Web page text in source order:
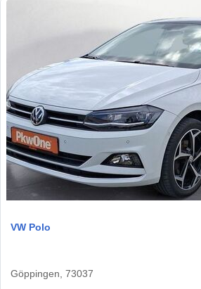
VW Polo
Göppingen, 73037